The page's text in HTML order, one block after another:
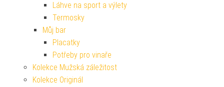
Láhve na sport a výlety
Termosky
Můj bar
Placatky
Potřeby pro vinaře
Kolekce Mužská záležitost
Kolekce Originál